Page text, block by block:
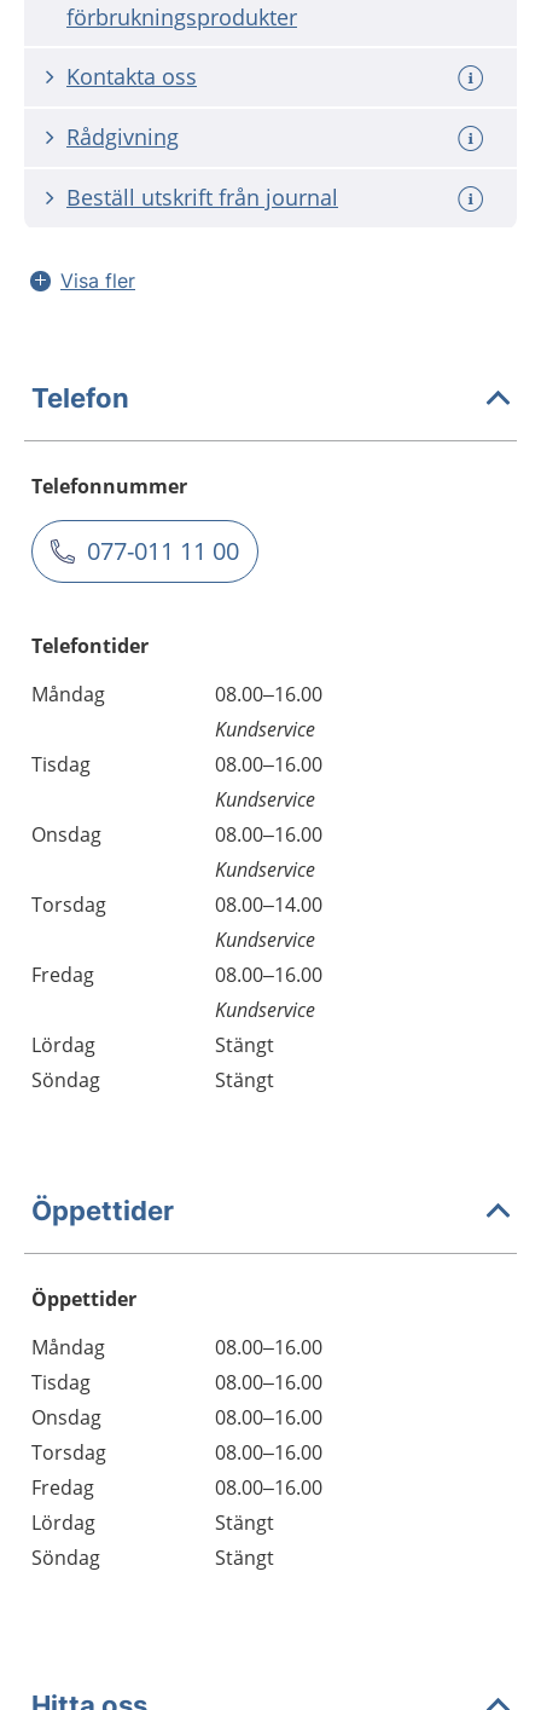
förbrukningsprodukter
Kontakta oss
Rådgivning
Beställ utskrift från journal
Visa fler
Telefon
Telefonnummer
077-011 11 00
Telefontider
Måndag
08.00–16.00
Kundservice
Tisdag
08.00–16.00
Kundservice
Onsdag
08.00–16.00
Kundservice
Torsdag
08.00–14.00
Kundservice
Fredag
08.00–16.00
Kundservice
Lördag
Stängt
Söndag
Stängt
Öppettider
Öppettider
Dag
Öppettider
Kommentarer
Måndag
08.00–16.00
Tisdag
08.00–16.00
Onsdag
08.00–16.00
Torsdag
08.00–16.00
Fredag
08.00–16.00
Lördag
Stängt
Söndag
Stängt